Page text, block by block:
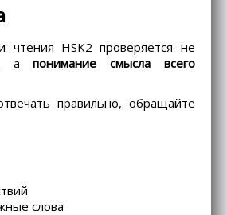
чтения HSK2 проверяется не
апонимание смысла всего
правильно, обращайте
слова